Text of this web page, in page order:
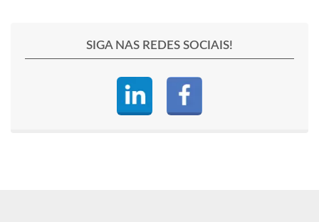
SIGA NAS REDES SOCIAIS!